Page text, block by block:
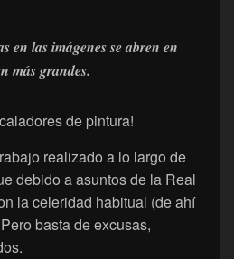
en las imágenes se abren en
más grandes.
de pintura!
realizado a lo largo de
debido a asuntos de la Real
la celeridad habitual (de ahí
basta de excusas,